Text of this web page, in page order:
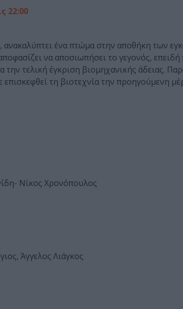
22:00
ένα πτώμα στην αποθήκη των
να αποσιωπήσει το γεγονός, επειδή
τελική έγκριση βιομηχανικής άδειας.
τη βιοτεχνία την προηγούμενη
Νίκος Χρονόπουλος
Άγγελος Λιάγκος